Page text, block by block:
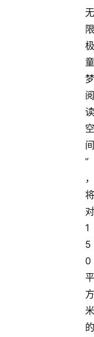
无
限
极
童
梦
阅
读
空
间
”
，
将
对
1
5
0
平
方
米
的